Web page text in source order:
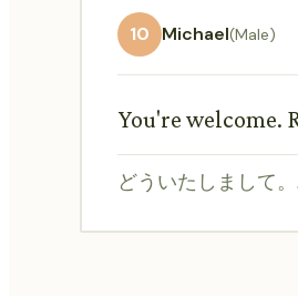
10 Michael(Male)
You're welcome.
どういたしまして